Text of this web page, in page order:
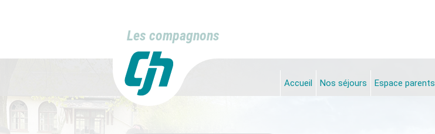
Les compagnons
Accueil Nos séjours Espace parents